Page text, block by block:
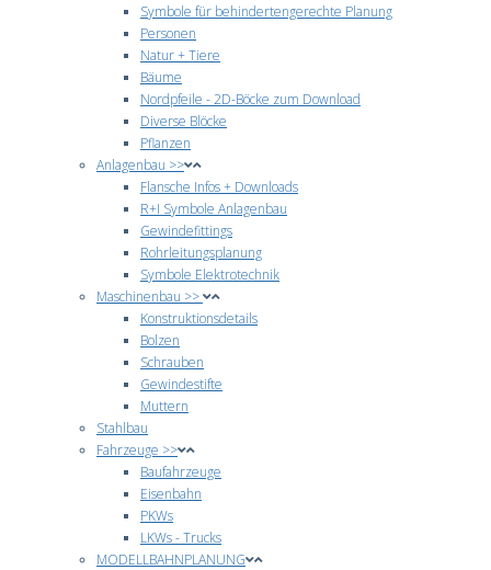
Symbole für behindertengerechte Planung
Personen
Natur + Tiere
Bäume
Nordpfeile - 2D-Böcke zum Download
Diverse Blöcke
Pflanzen
Anlagenbau >>
Flansche Infos + Downloads
R+I Symbole Anlagenbau
Gewindefittings
Rohrleitungsplanung
Symbole Elektrotechnik
Maschinenbau >>
Konstruktionsdetails
Bolzen
Schrauben
Gewindestifte
Muttern
Stahlbau
Fahrzeuge >>
Baufahrzeuge
Eisenbahn
PKWs
LKWs - Trucks
MODELLBAHNPLANUNG